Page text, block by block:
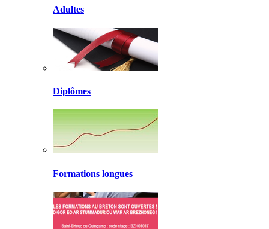
Adultes
Diplômes
Formations longues